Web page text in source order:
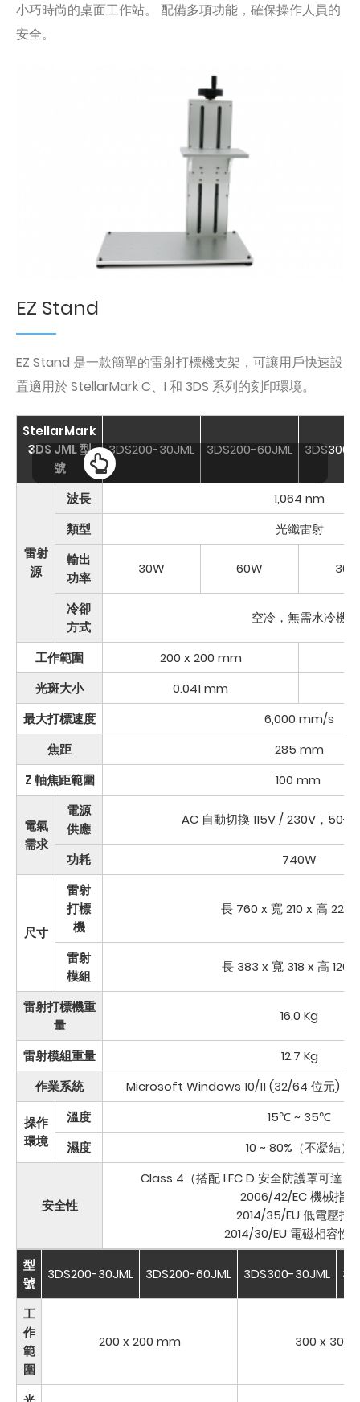
小巧時尚的桌面工作站。 配備多項功能，確保操作人員的
安全。
EZ Stand
EZ Stand 是一款簡單的雷射打標機支架，可讓用戶快速設
置適用於 StellarMark C、I 和 3DS 系列的刻印環境。
StellarMark
3DS JML 型
號
3DS200-30JML 3DS200-60JML 3DS300-
雷射
源
波長
1,064 nm
類型
光纖雷射
輸出
功率
30W 60W
冷卻
方式
空冷，無需水冷機
工作範圍 200 x 200 mm
光斑大小
0.041 mm
最大打標速度
6,000 mm/s
焦距
285 mm
Z 軸焦距範圍
100 mm
電氣
需求
電源
供應
AC 自動切換 115V / 230V，50-
功耗 740W
尺寸
雷射
打標
機
長 760 x 寬 210 x 高 220
雷射
模組
長 383 x 寬 318 x 高 120
雷射打標機重
量
16.0 Kg
雷射模組重量
12.7 Kg
作業系統
Microsoft Windows 10/11 (32/64 位元)（
操作
環境
溫度
15℃ ~ 35℃
濕度
10 ~ 80%（不凝結）
安全性
Class 4（搭配 LFC D 安全防護罩可達
2006/42/EC 機械指令
2014/35/EU 低電壓指
2014/30/EU 電磁相容性
型
號
3DS200-30JML 3DS200-60JML 3DS300-30JML
工
作
範
圍
200 x 200 mm 300 x 300